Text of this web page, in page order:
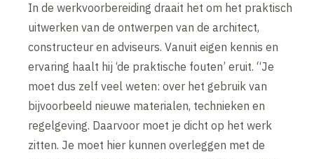
In de werkvoorbereiding draait het om het praktisch
uitwerken van de ontwerpen van de architect,
constructeur en adviseurs. Vanuit eigen kennis en
ervaring haalt hij ‘de praktische fouten’ eruit. “Je
moet dus zelf veel weten: over het gebruik van
bijvoorbeeld nieuwe materialen, technieken en
regelgeving. Daarvoor moet je dicht op het werk
zitten. Je moet hier kunnen overleggen met de